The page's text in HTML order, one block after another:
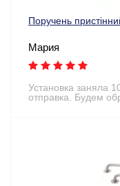
Поручень
Мария
Установка заняла
отправка. Будем